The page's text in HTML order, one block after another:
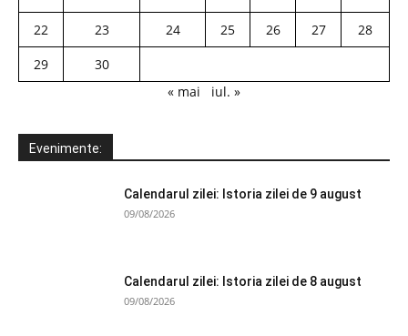
22
23 24 25 26 27
28
29
30
« mai
iul. »
Evenimente:
Calendarul zilei: Istoria zilei de 9 august
09/08/2026
Calendarul zilei: Istoria zilei de 8 august
09/08/2026